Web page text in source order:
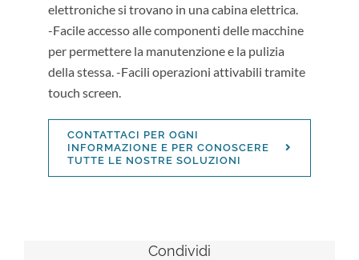
elettroniche si trovano in una cabina elettrica.
-Facile accesso alle componenti delle macchine
per permettere la manutenzione e la pulizia
della stessa. -Facili operazioni attivabili tramite
touch screen.
CONTATTACI PER OGNI
INFORMAZIONE E PER CONOSCERE
TUTTE LE NOSTRE SOLUZIONI
Condividi